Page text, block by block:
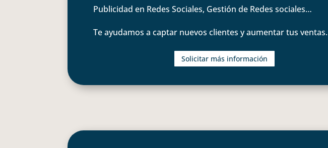
Publicidad en Redes Sociales, Gestión de Redes sociales…
Te ayudamos a captar nuevos clientes y aumentar tus ventas.
Solicitar más información